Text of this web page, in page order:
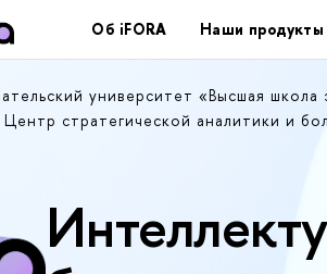
Об iFORA Наши продукты
университет «Высшая школа
Центр стратегической аналитики и